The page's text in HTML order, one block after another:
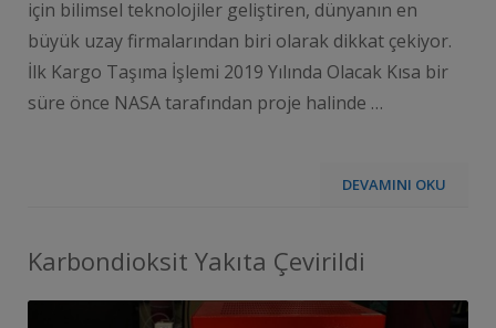
için bilimsel teknolojiler geliştiren, dünyanın en
büyük uzay firmalarından biri olarak dikkat çekiyor.
İlk Kargo Taşıma İşlemi 2019 Yılında Olacak Kısa bir
süre önce NASA tarafından proje halinde …
DEVAMINI OKU
Karbondioksit Yakıta Çevirildi